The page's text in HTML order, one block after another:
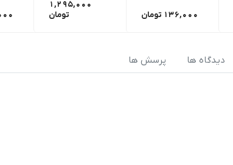
136,000 تومان
1,295,000
تومان
دیدگاه ها پرسش ها